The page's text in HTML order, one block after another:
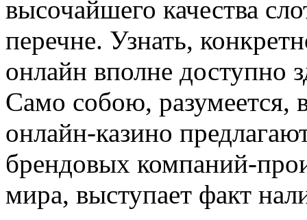
высочайшего качества
перечне. Узнать,
онлайн вполне доступно
Само собою, разумеется,
онлайн-казино
брендовых компаний-
мира, выступает факт